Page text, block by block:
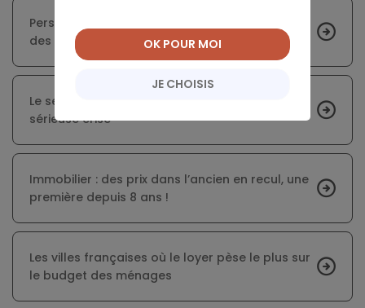
Perspectives immobilières en France : analyse
des facteurs clés
Le secteur de l’immobilier traverse une
sérieuse crise
Immobilier : des prix dans l’ancien en recul, une
première depuis 8 ans !
Les villes françaises où le loyer pèse le plus sur
le budget des ménages
JE CHOISIS
OK POUR MOI